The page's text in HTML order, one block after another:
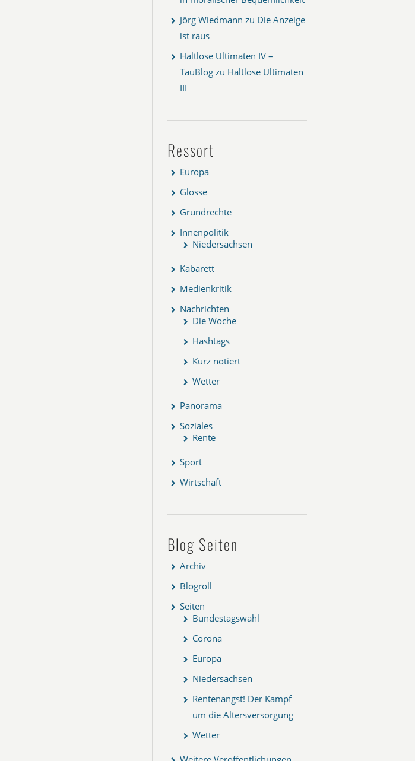
Jörg Wiedmann zu Die Anzeige
ist raus
Haltlose Ultimaten IV –
TauBlog zu Haltlose Ultimaten
III
Ressort
Europa
Glosse
Grundrechte
Innenpolitik
Niedersachsen
Kabarett
Medienkritik
Nachrichten
Die Woche
Hashtags
Kurz notiert
Wetter
Panorama
Soziales
Rente
Sport
Wirtschaft
Blog Seiten
Archiv
Blogroll
Seiten
Bundestagswahl
Corona
Europa
Niedersachsen
Rentenangst! Der Kampf
um die Altersversorgung
Wetter